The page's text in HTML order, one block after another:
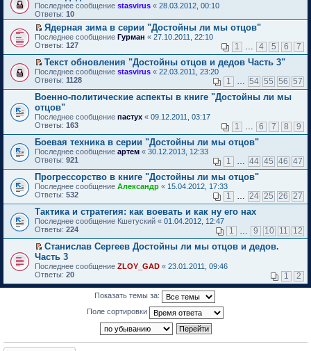
н
и
ю
у
с
о
о
б
щ
е
и
ю
н
н
о
м
у
с
о
б
щ
е
н
и
ю
ч
и
т
а
н
н
о
м
у
с
о
щ
е
н
и
ю
е
п
р
о
ч
и
т
н
н
о
м
у
с
о
о
б
щ
е
н
и
ю
о
м
у
н
е
п
р
о
ч
и
а
н
н
о
м
у
с
о
о
б
щ
е
н
и
ю
п
е
р
в
о
м
у
н
е
п
р
о
ч
и
т
а
н
н
о
м
у
с
о
о
б
щ
е
н
и
ю
й
т
и
к
п
е
р
о
м
у
н
е
п
р
о
ч
и
т
а
н
н
о
м
у
с
о
о
б
щ
е
н
и
П
е
р
е
й
т
и
к
п
е
в
м
у
н
е
п
р
о
ч
и
т
а
н
н
о
м
у
с
о
о
б
щ
е
Последнее сообщение stasvirus « 28.03.2012, 00:10
Ответы: 10
П
е
е
т
и
п
е
р
в
о
м
у
н
е
п
р
о
и
т
а
н
н
о
м
у
с
о
ю
Ядерная зима в серии "Достойны ли мы отцов"
Последнее сообщение Гурман « 27.10.2011, 22:10
Ответы: 127 1 4 5 6 7
П
е
е
й
т
и
к
п
е
р
в
о
м
у
н
е
п
р
о
и
а
н
н
о
щ
Текст обновления "Достойны отцов и дедов Часть 3"
Последнее сообщение stasvirus « 22.03.2011, 23:20
Ответы: 1128 1 54 55 56 57
Военно-политические аспекты в книге "Достойны ли мы
отцов"
Последнее сообщение пастух « 09.12.2011, 03:17
Ответы: 163 1 6 7 8 9
Боевая техника в серии "Достойны ли мы отцов"
Последнее сообщение артем « 30.12.2013, 12:33
Ответы: 921 1 44 45 46 47
Прогрессорство в книге "Достойны ли мы отцов"
Последнее сообщение Александр « 15.04.2012, 17:33
Ответы: 532 1 24 25 26 27
Тактика и стратегия: как воевать и как ну его нах
Последнее сообщение Кшетуский « 01.04.2012, 12:47
Ответы: 224 1 9 10 11 12
П
е
р
е
й
в
Станислав Сергеев Достойны ли мы отцов и дедов.
Часть 3
Последнее сообщение ZLOY_GAD « 23.01.2011, 09:46
Ответы: 20 1 2
Показать темы за:
Поле сортировки